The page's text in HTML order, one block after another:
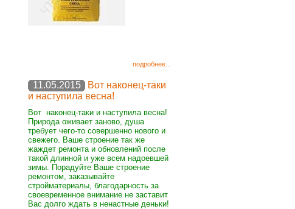
подробнее...
11.05.2015
Вот наконец-таки
и наступила весна!
Вот наконец-таки и наступила весна!
Природа оживает заново, душа
требует чего-то совершенно нового и
свежего. Ваше строение так же
жаждет ремонта и обновлений после
такой длинной и уже всем надоевшей
зимы. Порадуйте Ваше строение
ремонтом, заказывайте
стройматериалы, благодарность за
своевременное внимание не заставит
Вас долго ждать в ненастные деньки!